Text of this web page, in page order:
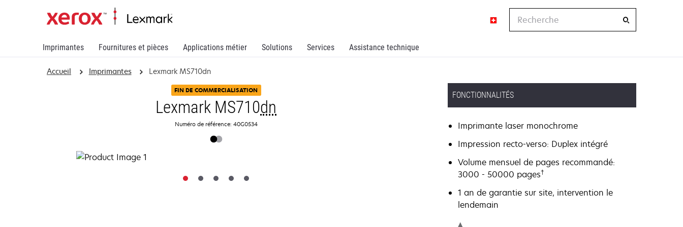
Imprimantes Fournitures et pièces Applications métier Solutions Services Assistance technique
Recherche
Accueil Imprimantes Lexmark MS710dn
FIN DE COMMERCIALISATION
Lexmark MS710dn
Numéro de référence: 40G0534
FONCTIONNALITÉS
Imprimante laser monochrome
Impression recto-verso: Duplex intégré
Volume mensuel de pages recommandé:
3000 - 50000 pages†
1 an de garantie sur site, intervention le
lendemain